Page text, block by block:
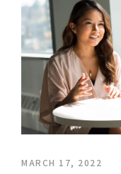
MARCH 17, 2022